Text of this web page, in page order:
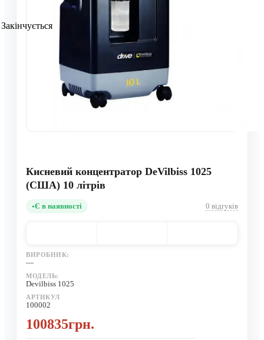
Закінчується
Кисневий концентратор DeVilbiss 1025
(США) 10 літрів
Є в наявності 0 відгуків
ВИРОБНИК:
—
МОДЕЛЬ:
Devilbiss 1025
АРТИКУЛ
100002
100835грн.